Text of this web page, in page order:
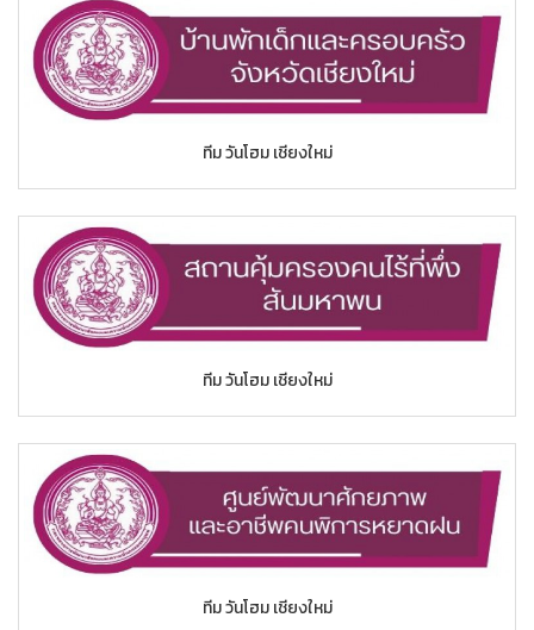
ทีม วันโฮม เชียงใหม่
ทีม วันโฮม เชียงใหม่
ทีม วันโฮม เชียงใหม่